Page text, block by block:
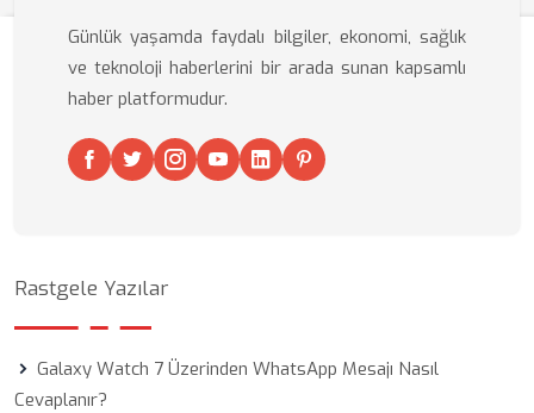
Günlük yaşamda faydalı bilgiler, ekonomi, sağlık
ve teknoloji haberlerini bir arada sunan kapsamlı
haber platformudur.
Rastgele Yazılar
Galaxy Watch 7 Üzerinden WhatsApp Mesajı Nasıl
Cevaplanır?